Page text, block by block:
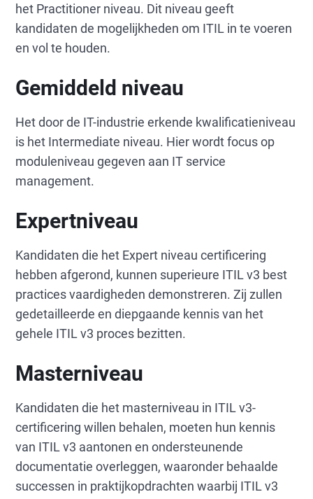
het Practitioner niveau. Dit niveau geeft
kandidaten de mogelijkheden om ITIL in te voeren
en vol te houden.
Gemiddeld niveau
Het door de IT-industrie erkende kwalificatieniveau
is het Intermediate niveau. Hier wordt focus op
moduleniveau gegeven aan IT service
management.
Expertniveau
Kandidaten die het Expert niveau certificering
hebben afgerond, kunnen superieure ITIL v3 best
practices vaardigheden demonstreren. Zij zullen
gedetailleerde en diepgaande kennis van het
gehele ITIL v3 proces bezitten.
Masterniveau
Kandidaten die het masterniveau in ITIL v3-
certificering willen behalen, moeten hun kennis
van ITIL v3 aantonen en ondersteunende
documentatie overleggen, waaronder behaalde
successen in praktijkopdrachten waarbij ITIL v3